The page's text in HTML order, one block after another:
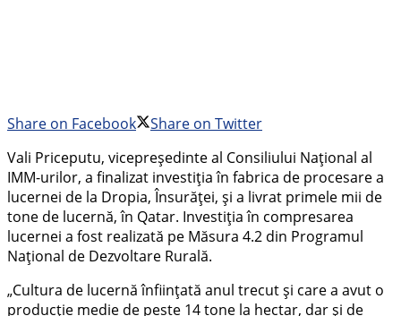
Share on Facebook
Share on Twitter
Vali Priceputu, vicepreşedinte al Consiliului Naţional al
IMM-urilor, a finalizat investiţia în fabrica de procesare a
lucernei de la Dropia, Însurăţei, şi a livrat primele mii de
tone de lucernă, în Qatar. Investiția în compresarea
lucernei a fost realizată pe Măsura 4.2 din Programul
Național de Dezvoltare Rurală.
„Cultura de lucernă înfiinţată anul trecut şi care a avut o
producţie medie de peste 14 tone la hectar, dar şi de